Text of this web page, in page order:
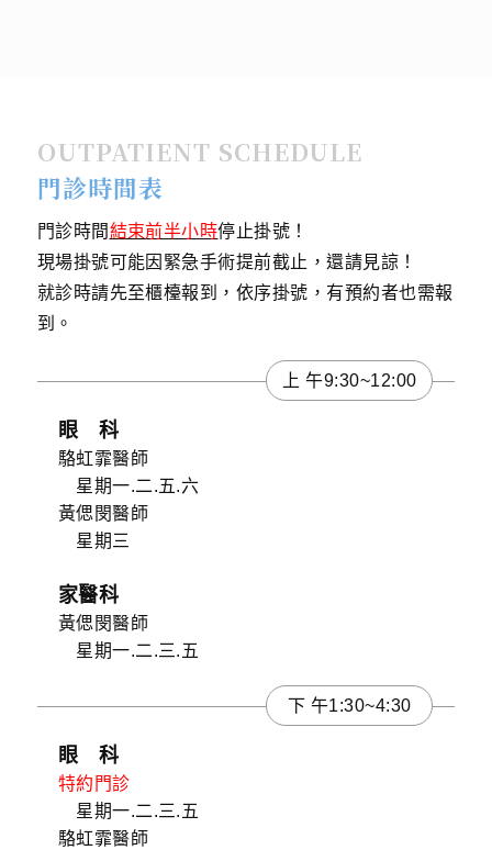
術約一年之後原本殘
餘的一點疤痕已經完
全消失。
性的白內障，造成單
眼或雙眼失明，所幸
只要早期發現、早期
治療，這類型的白內
障手術成功機會都非
常高，而且併發症極
少，如同照片中的吉
利一樣，都可以用正
OUTPATIENT SCHEDULE
門診時間表
門診時間結束前半小時停止掛號！
現場掛號可能因緊急手術提前截止，還請見諒！
就診時請先至櫃檯報到，依序掛號，有預約者也需報
到。
上 午9:30~12:00
眼 科
駱虹霏醫師
星期一.二.五.六
黃偲閔醫師
星期三
家醫科
黃偲閔醫師
星期一.二.三.五
下 午1:30~4:30
眼 科
特約門診
星期一.二.三.五
駱虹霏醫師